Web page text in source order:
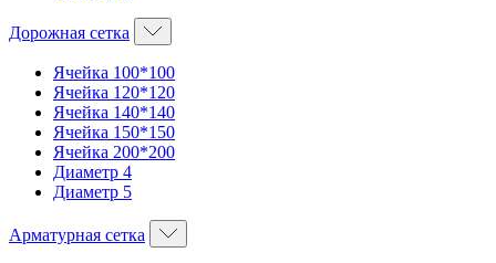
Дорожная сетка
Ячейка 100*100
Ячейка 120*120
Ячейка 140*140
Ячейка 150*150
Ячейка 200*200
Диаметр 4
Диаметр 5
Арматурная сетка